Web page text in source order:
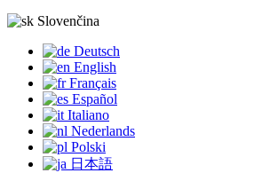
Slovenčina
Deutsch
English
Français
Español
Italiano
Nederlands
Polski
日本語